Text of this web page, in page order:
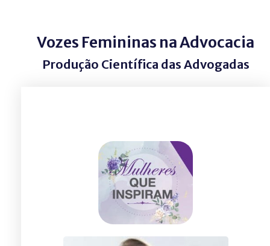
Vozes Femininas na Advocacia
Produção Científica das Advogadas